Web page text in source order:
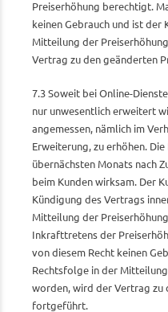
Preiserhöhung berechtigt.
keinen Gebrauch und ist der
Mitteilung der
Vertrag zu den geänderten
7.3 Soweit bei Online-
nur unwesentlich erweitert
angemessen, nämlich im
Erweiterung, zu erhöhen.
übernächsten Monats nach
beim Kunden wirksam. Der
Kündigung des Vertrags
Mitteilung der
Inkrafttretens der
von diesem Recht keinen
Rechtsfolge in der
worden, wird der Vertrag zu
fortgeführt.